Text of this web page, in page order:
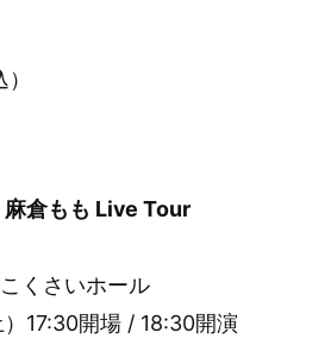
倉もも Live Tour
くさいホール
17:30開場 / 18:30開演